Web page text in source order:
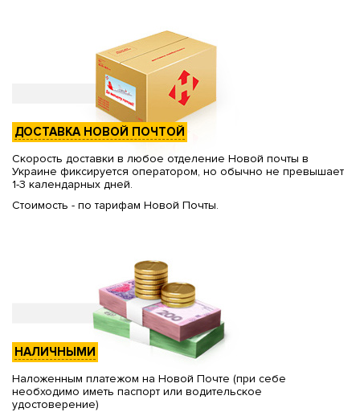
ДОСТАВКА НОВОЙ ПОЧТОЙ
Скорость доставки в любое отделение Новой почты в
Украине фиксируется оператором, но обычно не превышает
1-3 календарных дней.
Стоимость - по тарифам Новой Почты.
НАЛИЧНЫМИ
Наложенным платежом на Новой Почте (при себе
необходимо иметь паспорт или водительское
удостоверение)